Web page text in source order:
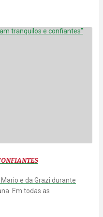
e da Grazi durante
Em todas as…